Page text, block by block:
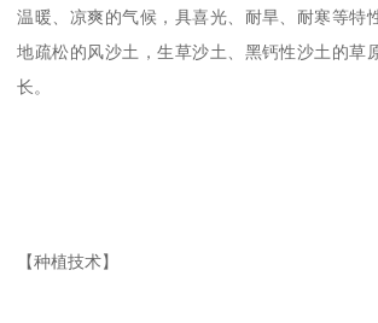
温暖、凉爽的气候，具喜光、耐旱、耐寒等特
地疏松的风沙土，生草沙土、黑钙性沙土的草
长。
【种植技术】